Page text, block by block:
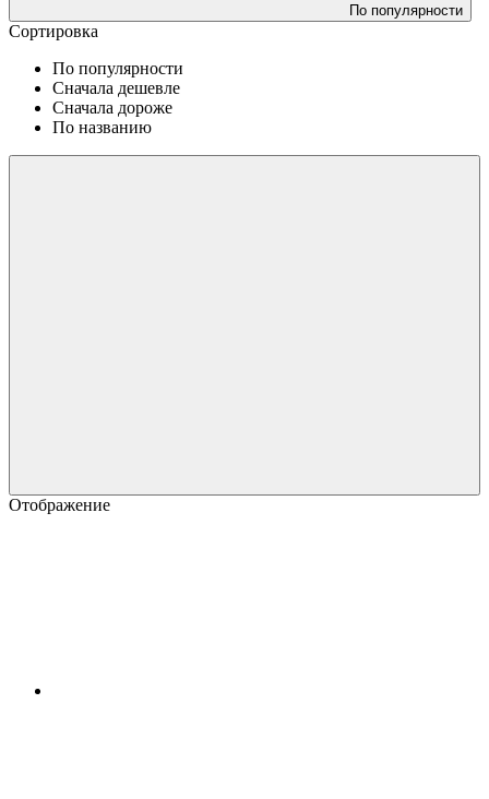
По популярности
Сортировка
По популярности
Сначала дешевле
Сначала дороже
По названию
Отображение